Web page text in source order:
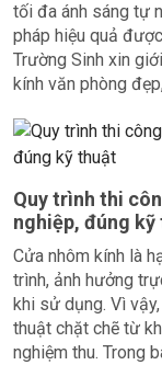
tối đa ánh sáng tự
pháp hiệu quả
Trường Sinh xin
kính văn phòng
Quy trình thi
nghiệp, đúng kỹ
Cửa nhôm kính là
trình, ảnh hưởng
khi sử dụng. Vì
thuật chặt chẽ từ
nghiệm thu. Trong